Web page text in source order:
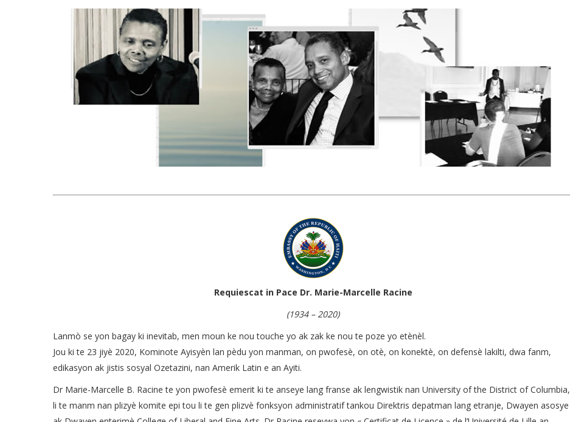
Requiescat in Pace Dr. Marie-Marcelle Racine
(1934 – 2020)
Lanmò se yon bagay ki inevitab, men moun ke nou touche yo ak zak ke nou te poze yo etènèl.
Jou ki te 23 jiyè 2020, Kominote Ayisyèn lan pèdu yon manman, on pwofesè, on otè, on konektè, on defensè lakilti, dwa fanm,
edikasyon ak jistis sosyal Ozetazini, nan Amerik Latin e an Ayiti.
Dr Marie-Marcelle B. Racine te yon pwofesè emerit ki te anseye lang franse ak lengwistik nan University of the District of Columbia,
li te manm nan plizyè komite epi tou li te gen plizvè fonksyon administratif tankou Direktris depatman lang etranje, Dwayen asosye